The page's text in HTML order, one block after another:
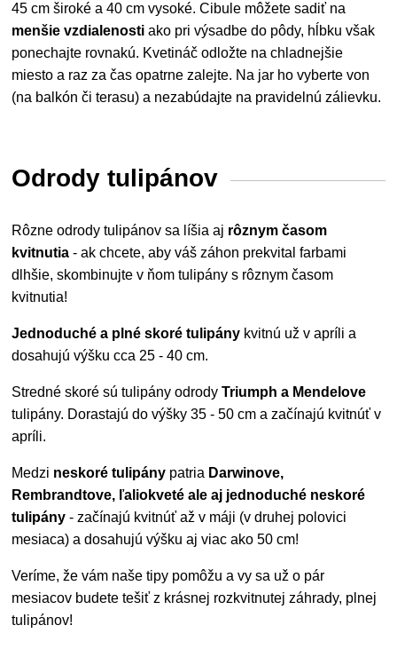
45 cm široké a 40 cm vysoké. Cibule môžete sadiť na
menšie vzdialenosti ako pri výsadbe do pôdy, hĺbku však
ponechajte rovnakú. Kvetináč odložte na chladnejšie
miesto a raz za čas opatrne zalejte. Na jar ho vyberte von
(na balkón či terasu) a nezabúdajte na pravidelnú zálievku.
Odrody tulipánov
Rôzne odrody tulipánov sa líšia aj rôznym časom
kvitnutia - ak chcete, aby váš záhon prekvital farbami
dlhšie, skombinujte v ňom tulipány s rôznym časom
kvitnutia!
Jednoduché a plné skoré tulipány kvitnú už v apríli a
dosahujú výšku cca 25 - 40 cm.
Stredné skorésú tulipány odrodyTriumph a Mendelove
tulipány. Dorastajú do výšky 35 - 50 cm a začínajú kvitnúť v
apríli.
Medzi neskoré tulipány patria Darwinove,
Rembrandtove, ľaliokveté ale aj jednoduché neskoré
tulipány - začínajú kvitnúť až v máji (v druhej polovici
mesiaca) a dosahujú výšku aj viac ako 50 cm!
Veríme, že vám naše tipy pomôžu a vy sa už o pár
mesiacov budete tešiť z krásnej rozkvitnutej záhrady, plnej
tulipánov!